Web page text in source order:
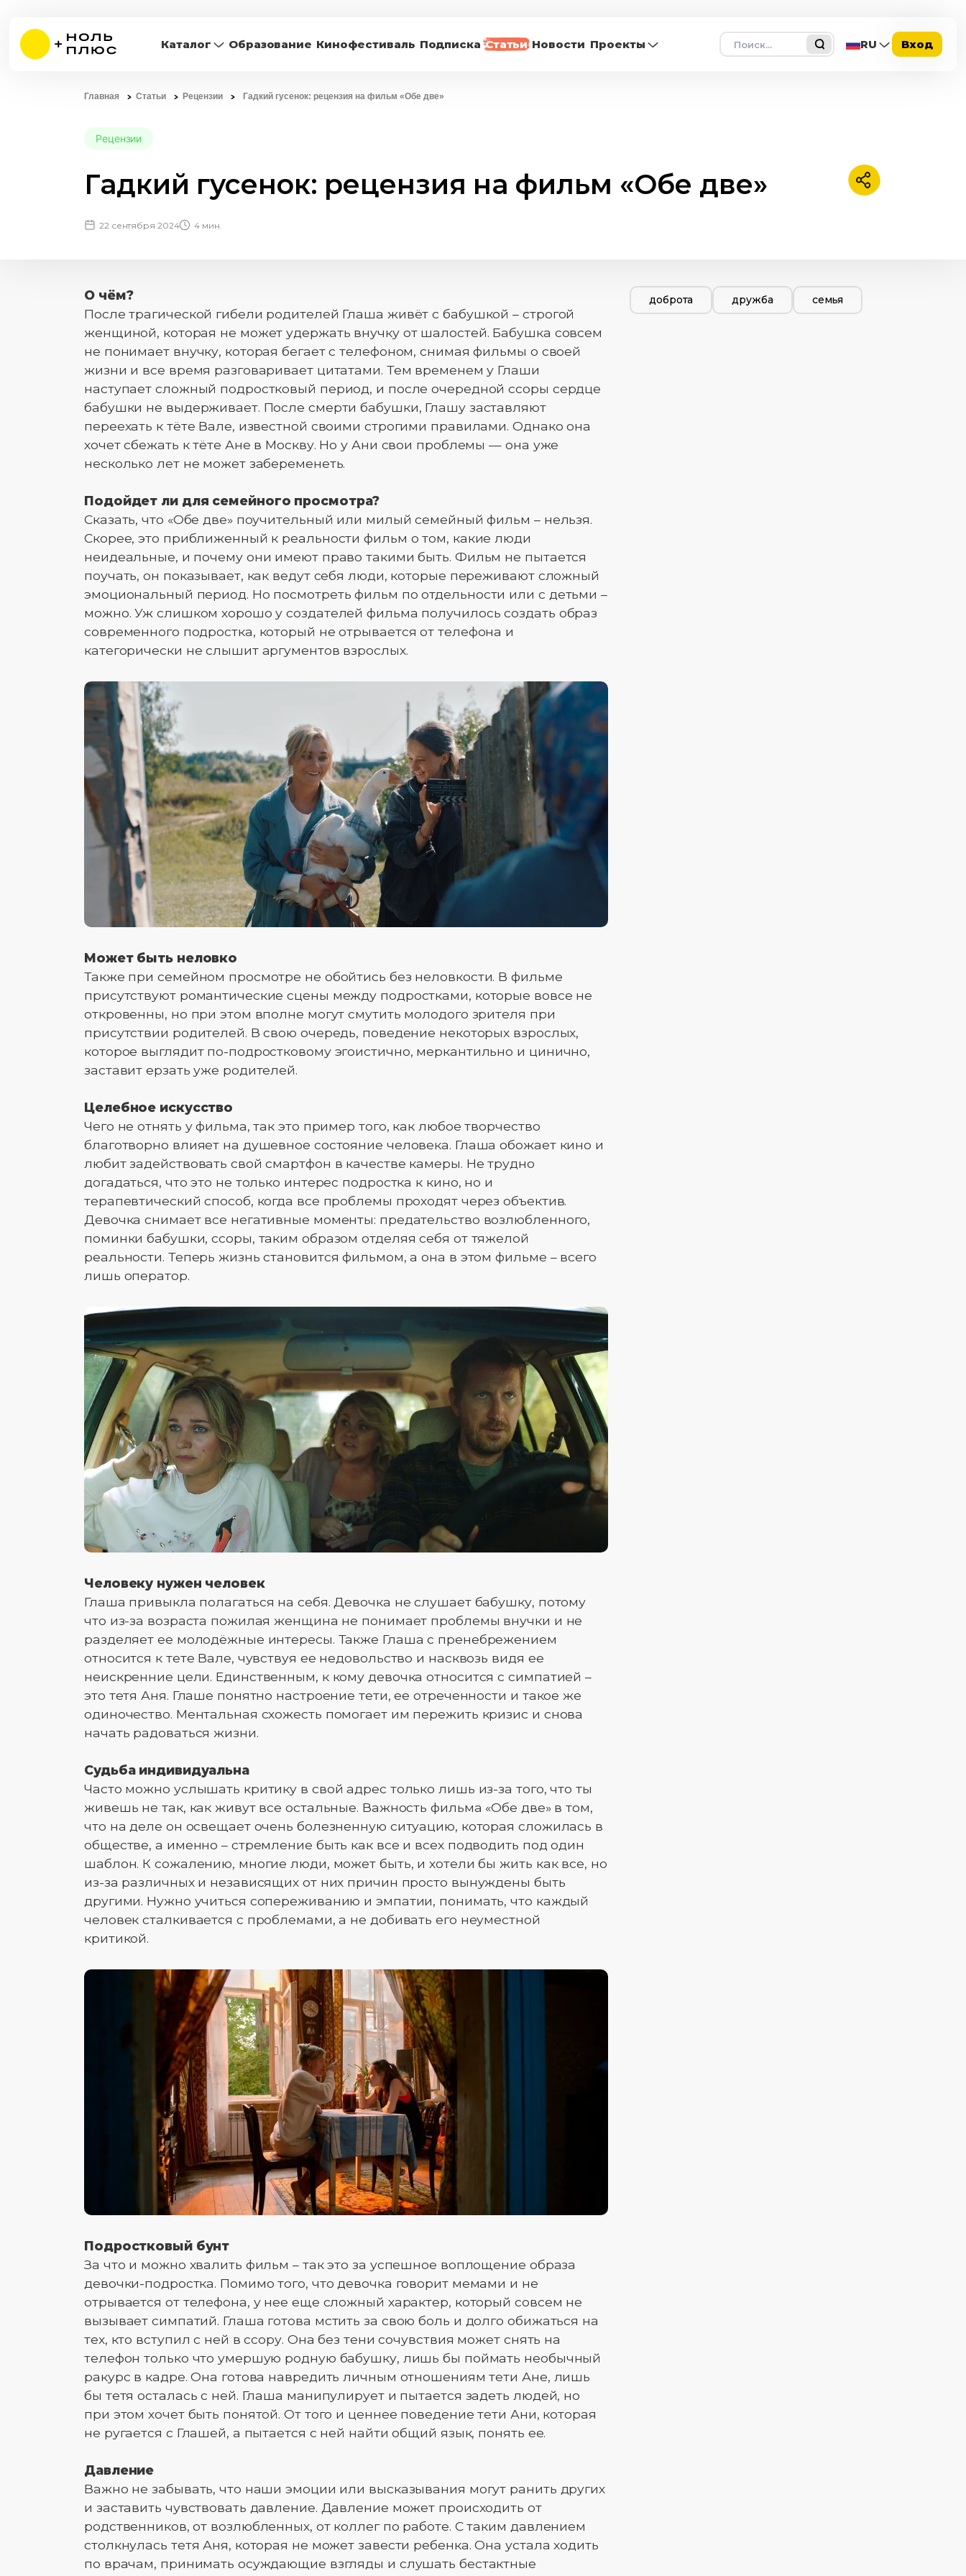
Каталог Образование Кинофестиваль Подписка Статьи Новости Проекты Поиск RU Вход
Главная Статьи Рецензии Гадкий гусенок: рецензия на фильм «Обе две»
Рецензии
Гадкий гусенок: рецензия на фильм «Обе две» Поделиться
22 сентября 2024 4 мин.
О чём?
После трагической гибели родителей Глаша живёт с бабушкой – строгой
женщиной, которая не может удержать внучку от шалостей. Бабушка совсем
не понимает внучку, которая бегает с телефоном, снимая фильмы о своей
жизни и все время разговаривает цитатами. Тем временем у Глаши
наступает сложный подростковый период, и после очередной ссоры сердце
бабушки не выдерживает. После смерти бабушки, Глашу заставляют
переехать к тёте Вале, известной своими строгими правилами. Однако она
хочет сбежать к тёте Ане в Москву. Но у Ани свои проблемы — она уже
несколько лет не может забеременеть.
Подойдет ли для семейного просмотра?
Сказать, что «Обе две» поучительный или милый семейный фильм – нельзя.
Скорее, это приближенный к реальности фильм о том, какие люди
неидеальные, и почему они имеют право такими быть. Фильм не пытается
поучать, он показывает, как ведут себя люди, которые переживают сложный
эмоциональный период. Но посмотреть фильм по отдельности или с детьми –
можно. Уж слишком хорошо у создателей фильма получилось создать образ
современного подростка, который не отрывается от телефона и
категорически не слышит аргументов взрослых.
Может быть неловко
Также при семейном просмотре не обойтись без неловкости. В фильме
присутствуют романтические сцены между подростками, которые вовсе не
откровенны, но при этом вполне могут смутить молодого зрителя при
присутствии родителей. В свою очередь, поведение некоторых взрослых,
которое выглядит по-подростковому эгоистично, меркантильно и цинично,
заставит ерзать уже родителей.
Целебное искусство
Чего не отнять у фильма, так это пример того, как любое творчество
благотворно влияет на душевное состояние человека. Глаша обожает кино и
любит задействовать свой смартфон в качестве камеры. Не трудно
догадаться, что это не только интерес подростка к кино, но и
терапевтический способ, когда все проблемы проходят через объектив.
Девочка снимает все негативные моменты: предательство возлюбленного,
поминки бабушки, ссоры, таким образом отделяя себя от тяжелой
реальности. Теперь жизнь становится фильмом, а она в этом фильме – всего
лишь оператор.
Человеку нужен человек
Глаша привыкла полагаться на себя. Девочка не слушает бабушку, потому
что из-за возраста пожилая женщина не понимает проблемы внучки и не
разделяет ее молодёжные интересы. Также Глаша с пренебрежением
относится к тете Вале, чувствуя ее недовольство и насквозь видя ее
неискренние цели. Единственным, к кому девочка относится с симпатией –
это тетя Аня. Глаше понятно настроение тети, ее отреченности и такое же
одиночество. Ментальная схожесть помогает им пережить кризис и снова
начать радоваться жизни.
Судьба индивидуальна
Часто можно услышать критику в свой адрес только лишь из-за того, что ты
живешь не так, как живут все остальные. Важность фильма «Обе две» в том,
что на деле он освещает очень болезненную ситуацию, которая сложилась в
обществе, а именно – стремление быть как все и всех подводить под один
шаблон. К сожалению, многие люди, может быть, и хотели бы жить как все, но
из-за различных и независящих от них причин просто вынуждены быть
другими. Нужно учиться сопереживанию и эмпатии, понимать, что каждый
человек сталкивается с проблемами, а не добивать его неуместной
критикой.
Подростковый бунт
За что и можно хвалить фильм – так это за успешное воплощение образа
девочки-подростка. Помимо того, что девочка говорит мемами и не
отрывается от телефона, у нее еще сложный характер, который совсем не
вызывает симпатий. Глаша готова мстить за свою боль и долго обижаться на
тех, кто вступил с ней в ссору. Она без тени сочувствия может снять на
телефон только что умершую родную бабушку, лишь бы поймать необычный
ракурс в кадре. Она готова навредить личным отношениям тети Ане, лишь
бы тетя осталась с ней. Глаша манипулирует и пытается задеть людей, но
при этом хочет быть понятой. От того и ценнее поведение тети Ани, которая
не ругается с Глашей, а пытается с ней найти общий язык, понять ее.
Давление
Важно не забывать, что наши эмоции или высказывания могут ранить других
и заставить чувствовать давление. Давление может происходить от
родственников, от возлюбленных, от коллег по работе. С таким давлением
столкнулась тетя Аня, которая не может завести ребенка. Она устала ходить
по врачам, принимать осуждающие взгляды и слушать бестактные
доброта дружба семья